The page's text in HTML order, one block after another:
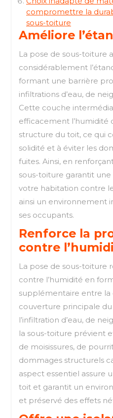
compromettre la
sous-toiture
Améliore
La pose de sous-toiture
considérablement
formant une barrière
infiltrations d’eau, de
Cette couche
efficacement l’humidité
structure du toit, ce qui
solidité et à éviter les
fuites. Ainsi, en
sous-toiture garantit
votre habitation contre
ainsi un environnement
ses occupants.
Renforce la
contre
La pose de sous-toiture
contre l’humidité en
supplémentaire entre
couverture principale
l’infiltration d’eau, de
la sous-toiture prévient
de moisissures, de
dommages structurels
aspect essentiel assure
toit et garantit un
et préservé des effets